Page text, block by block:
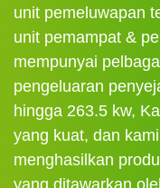
unit pemeluwapan
unit pemampat &
mempunyai
pengeluaran
hingga 263.5 kw,
yang kuat, dan
menghasilkan